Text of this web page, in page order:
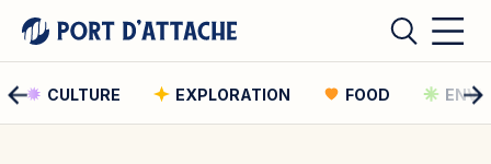
CULTURE EXPLORATION FOOD